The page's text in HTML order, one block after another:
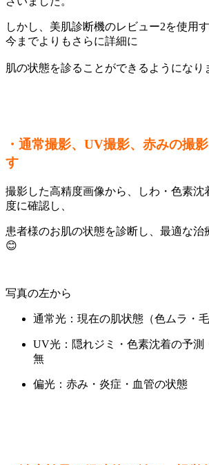
しかし、美肌診断機のレビュー2を使用
今までよりもさらに詳細に
肌の状態を診ることができるようになり
・通常撮影、UV撮影、赤みの撮
す
撮影した高精度画像から、しわ・色素沈
度に確認し、
患者様のお肌の状態を診断し、最適な治
😊
写真の左から
通常光：現在の肌状態（色ムラ・毛
UV光：隠れジミ・色素沈着の予測
無
偏光：赤み・炎症・血管の状態